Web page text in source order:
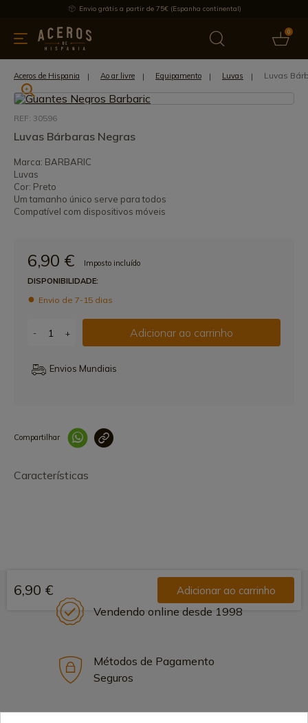
Envio grátis a partir de 75€ (Espanha continental)
0
& Utensílios de cozinha Oferece Últimas notícias
Aceros de Hispania Ao ar livre Equipamento Luvas Luvas
REF: 30596
Luvas Bárbaras Negras
Marca: BARBARIC
Luvas
Cor: Preto
Um tamanho único serve para todos
Compatível com dispositivos móveis
6,90 €
Imposto incluído
DISPONIBILIDADE:
Envio de 7-15 dias
- + Adicionar ao carrinho
Envios Mundiais
Compartilhar
Características
6,90 € Adicionar ao carrinho
Vendendo online desde 1998
Métodos de Pagamento
Seguros